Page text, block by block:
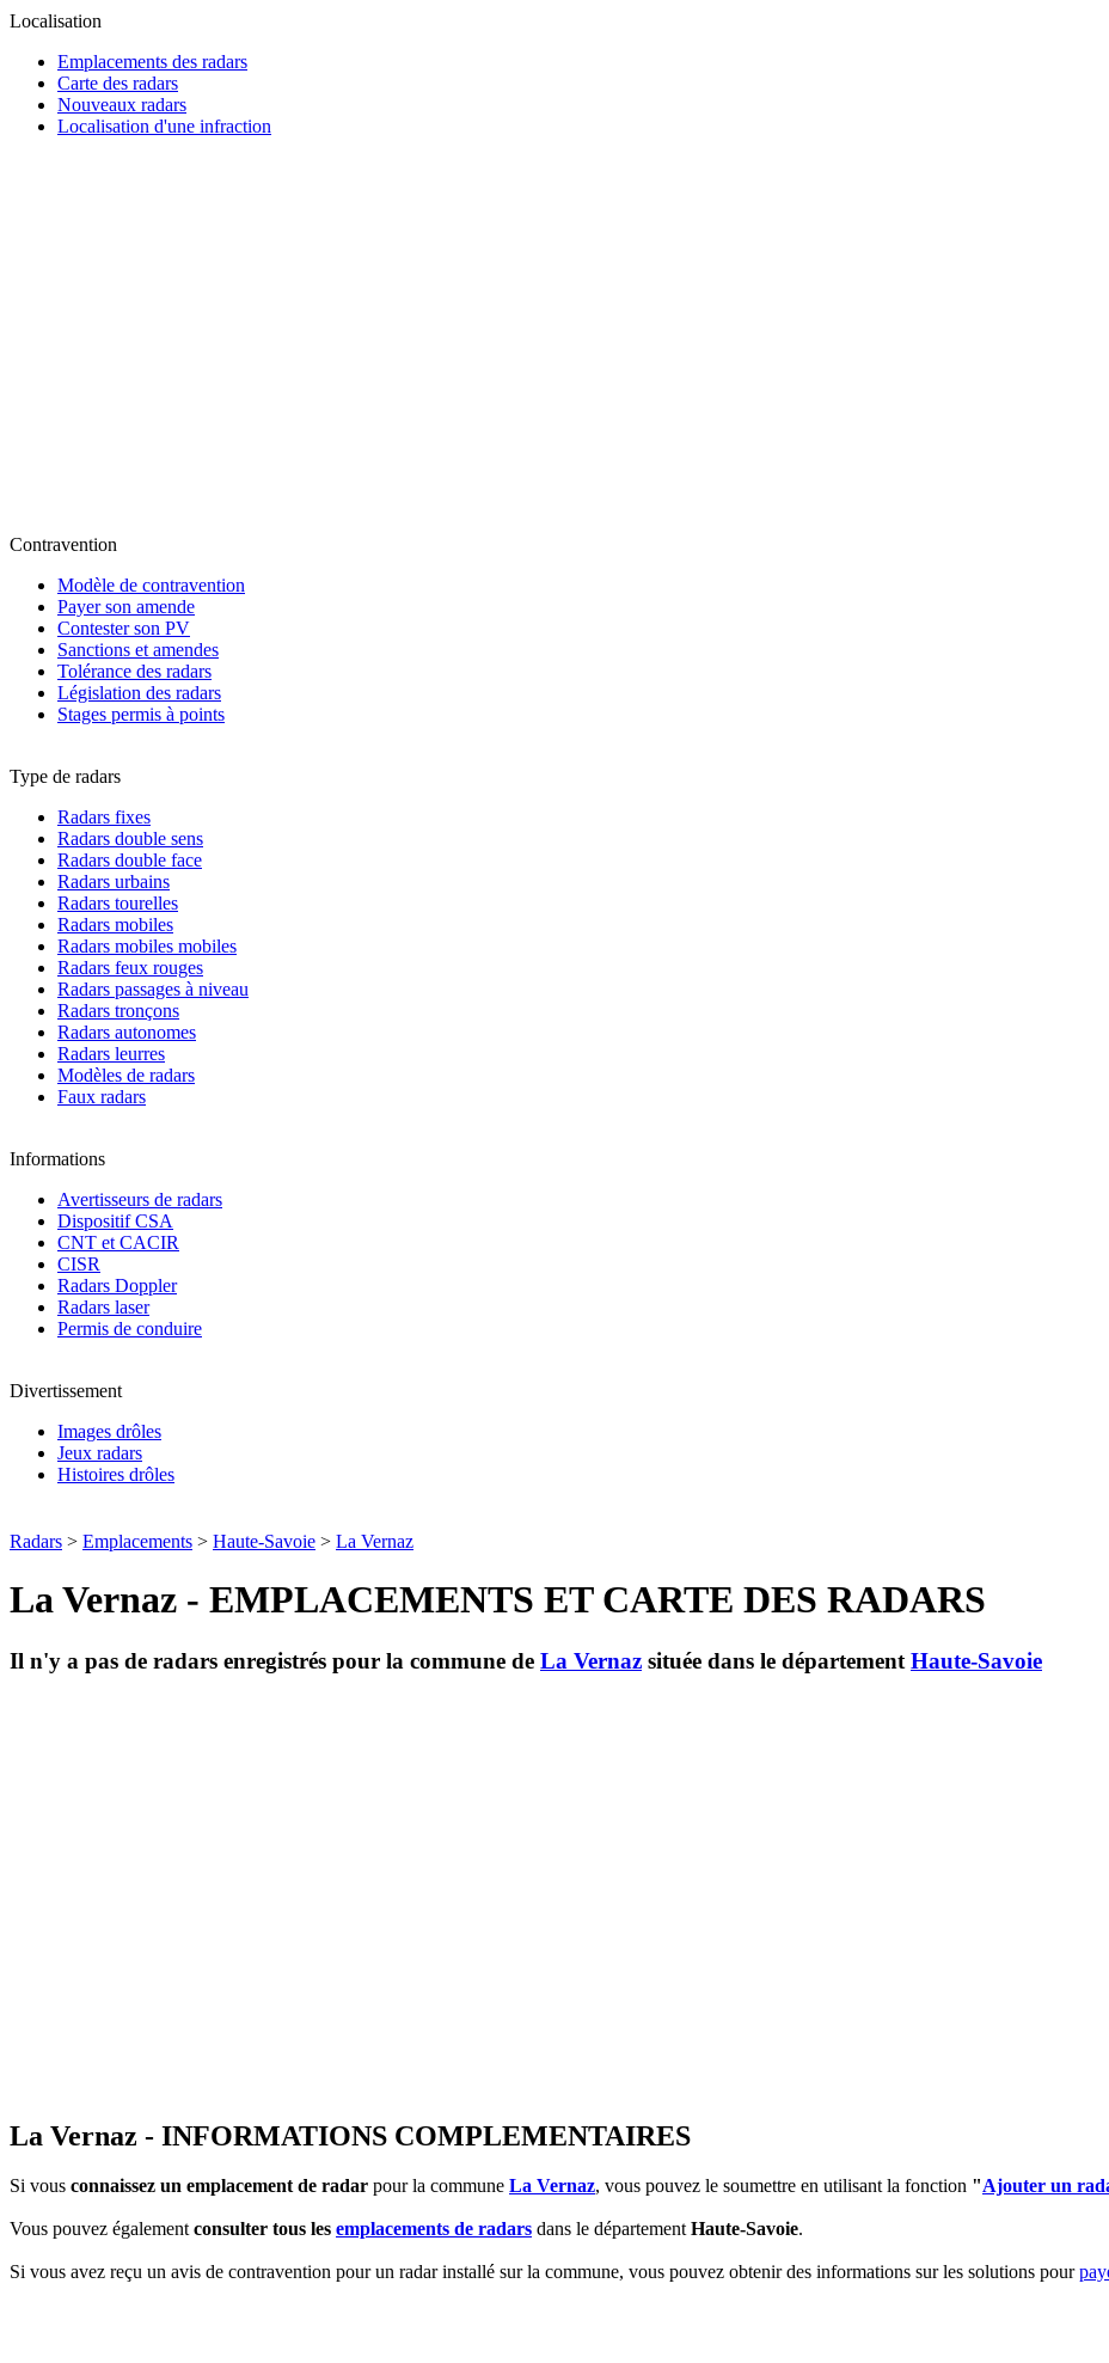
Localisation
Emplacements des radars
Carte des radars
Nouveaux radars
Localisation d'une infraction
Contravention
Modèle de contravention
Payer son amende
Contester son PV
Sanctions et amendes
Tolérance des radars
Législation des radars
Stages permis à points
Type de radars
Radars fixes
Radars double sens
Radars double face
Radars urbains
Radars tourelles
Radars mobiles
Radars mobiles mobiles
Radars feux rouges
Radars passages à niveau
Radars tronçons
Radars autonomes
Radars leurres
Modèles de radars
Faux radars
Informations
Avertisseurs de radars
Dispositif CSA
CNT et CACIR
CISR
Radars Doppler
Radars laser
Permis de conduire
Divertissement
Images drôles
Jeux radars
Histoires drôles
Radars > Emplacements > Haute-Savoie > La Vernaz
La Vernaz - EMPLACEMENTS ET CARTE DES RADARS
Il n'y a pas de radars enregistrés pour la commune de La Vernaz située dans le département Haute-Savoie
La Vernaz - INFORMATIONS COMPLEMENTAIRES
Si vous connaissez un emplacement de radar pour la commune La Vernaz, vous pouvez le soumettre en utilisant la fonction "Ajouter un
Vous pouvez égalementconsulter tous les emplacements de radars dans le départementHaute-Savoie.
Si vous avez reçu un avis de contravention pour un radar installé sur la commune, vous pouvez obtenir des informations sur les solutions pour